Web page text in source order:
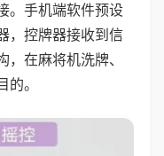
。手机端软件预设
，控牌器接收到信
在麻将机洗牌、
。